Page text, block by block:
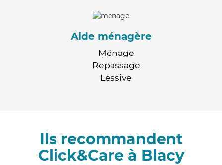
Aide ménagère
Ménage
Repassage
Lessive
Ils recommandent
Click&Care à Blacy